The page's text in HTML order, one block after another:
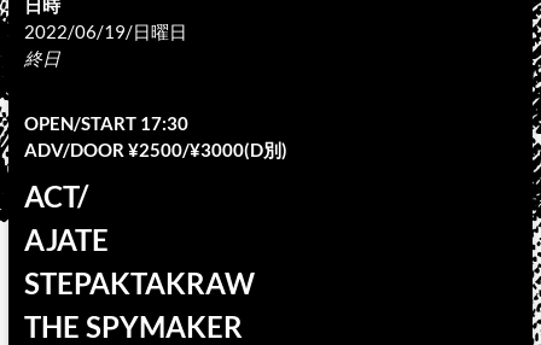
日時
2022/06/19/日曜日
終日
OPEN/START 17:30
ADV/DOOR ¥2500/¥3000(D別)
ACT/
AJATE
STEPAKTAKRAW
THE SPYMAKER